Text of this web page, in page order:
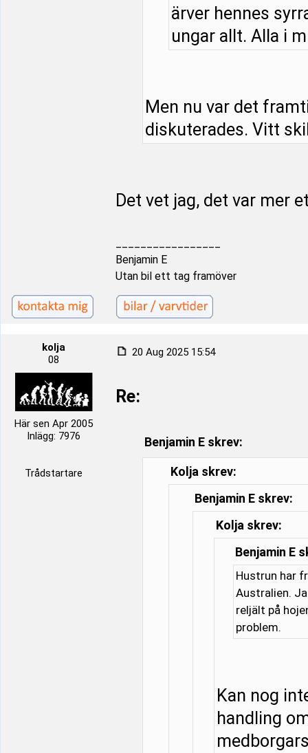
ärver hennes
ungar allt. Alla i
Men nu var det
diskuterades. Vitt
Det vet jag, det var mer
Benjamin E
Utan bil ett tag framöver
kolja
08
Här sen Apr 2005
Inlägg: 7976
Trådstartare
20 Aug 2025 15:54
Re:
Benjamin E skrev:
Kolja skrev:
Benjamin E skrev:
Kolja skrev:
Benjamin E
Hustrun har
Australien.
reljält på
problem.
Kan nog
handling